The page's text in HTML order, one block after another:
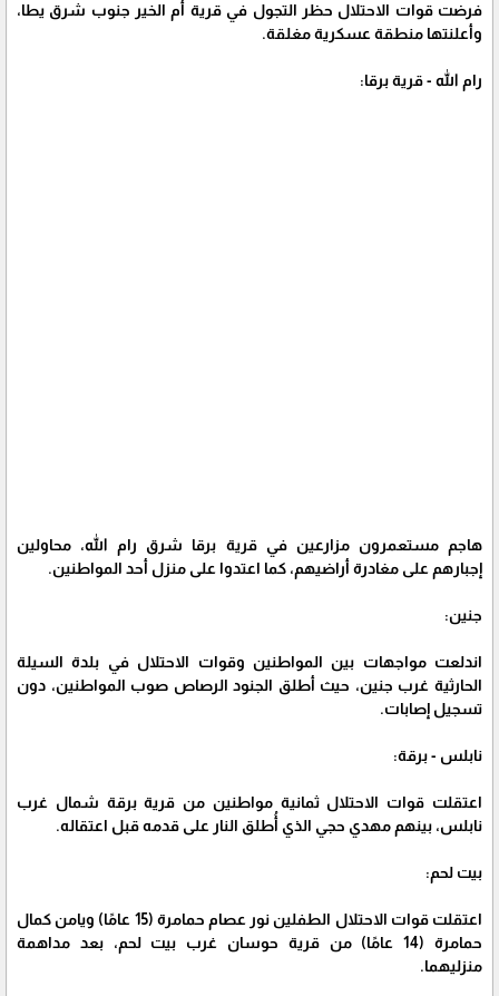
فرضت قوات الاحتلال حظر التجول في قرية أم الخير جنوب شرق يطا،
وأعلنتها منطقة عسكرية مغلقة.
رام الله - قرية برقا:
هاجم مستعمرون مزارعين في قرية برقا شرق رام الله، محاولين
إجبارهم على مغادرة أراضيهم، كما اعتدوا على منزل أحد المواطنين.
جنين:
اندلعت مواجهات بين المواطنين وقوات الاحتلال في بلدة السيلة
الحارثية غرب جنين، حيث أطلق الجنود الرصاص صوب المواطنين، دون
تسجيل إصابات.
نابلس - برقة:
اعتقلت قوات الاحتلال ثمانية مواطنين من قرية برقة شمال غرب
نابلس، بينهم مهدي حجي الذي أُطلق النار على قدمه قبل اعتقاله.
بيت لحم:
اعتقلت قوات الاحتلال الطفلين نور عصام حمامرة (15 عامًا) ويامن كمال
حمامرة (14 عامًا) من قرية حوسان غرب بيت لحم، بعد مداهمة
منزليهما.